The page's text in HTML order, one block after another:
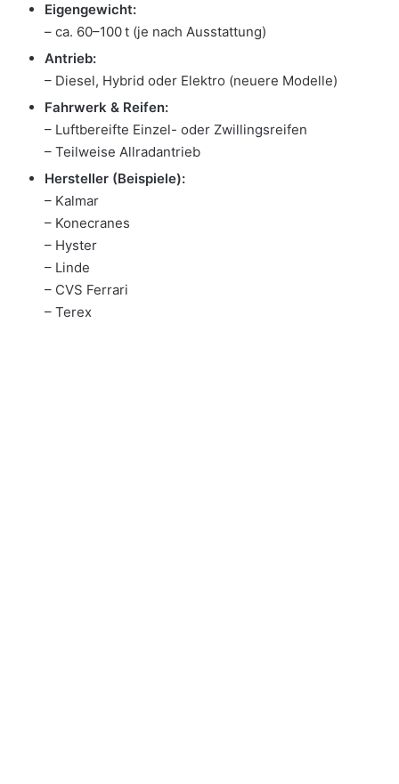
Eigengewicht:
– ca. 60–100 t (je nach Ausstattung)
Antrieb:
– Diesel, Hybrid oder Elektro (neuere Modelle)
Fahrwerk & Reifen:
– Luftbereifte Einzel- oder Zwillingsreifen
– Teilweise Allradantrieb
Hersteller (Beispiele):
– Kalmar
– Konecranes
– Hyster
– Linde
– CVS Ferrari
– Terex